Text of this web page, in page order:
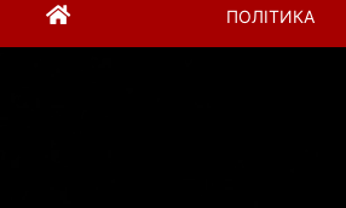
ПОЛІТИКА